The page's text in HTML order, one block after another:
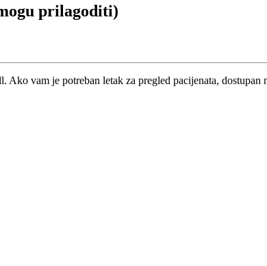
prilagoditi)
. Ako vam je potreban letak za pregled pacijenata, dostupan